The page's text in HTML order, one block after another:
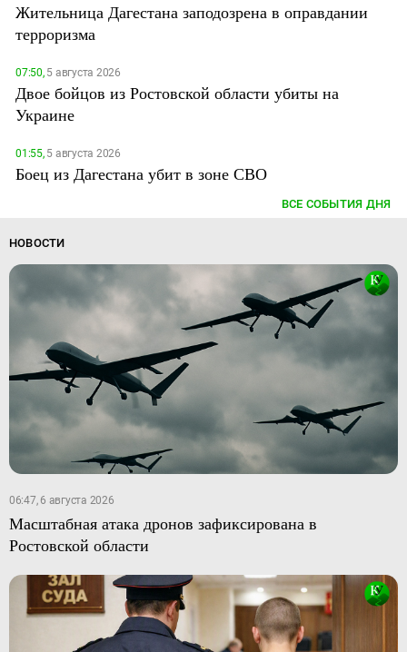
Жительница Дагестана заподозрена в оправдании
терроризма
07:50,5 августа 2026
Двое бойцов из Ростовской области убиты на
Украине
01:55,5 августа 2026
Боец из Дагестана убит в зоне СВО
ВСЕ СОБЫТИЯ ДНЯ
НОВОСТИ
06:47, 6 августа 2026
Масштабная атака дронов зафиксирована в
Ростовской области